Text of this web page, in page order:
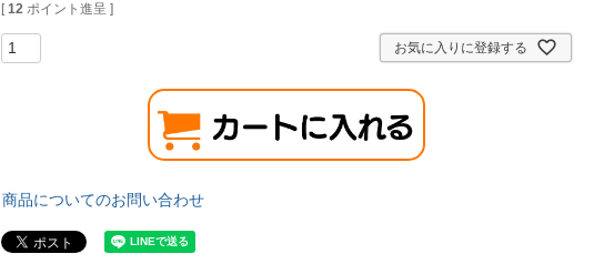
[ 12 ポイント進呈 ]
お気に入りに登録する
商品についてのお問い合わせ